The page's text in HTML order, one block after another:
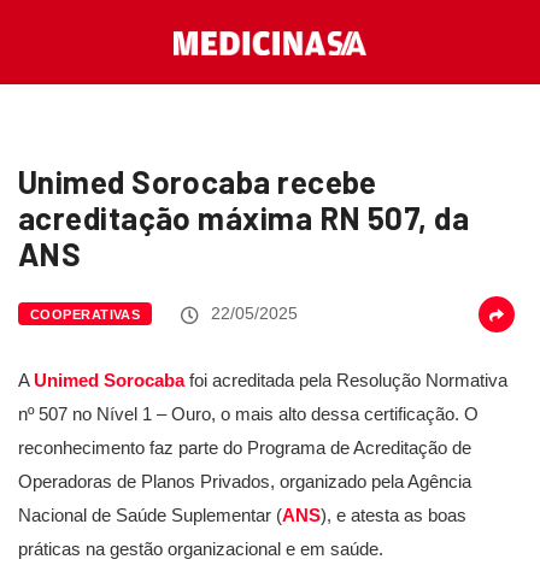
Unimed Sorocaba recebe
acreditação máxima RN 507, da
ANS
COOPERATIVAS 22/05/2025
AUnimed Sorocabafoi acreditada pela Resolução Normativa
nº 507 no Nível 1 – Ouro, o mais alto dessa certificação. O
reconhecimento faz parte do Programa de Acreditação de
Operadoras de Planos Privados, organizado pela Agência
Nacional de Saúde Suplementar (ANS), e atesta as boas
práticas na gestão organizacional e em saúde.